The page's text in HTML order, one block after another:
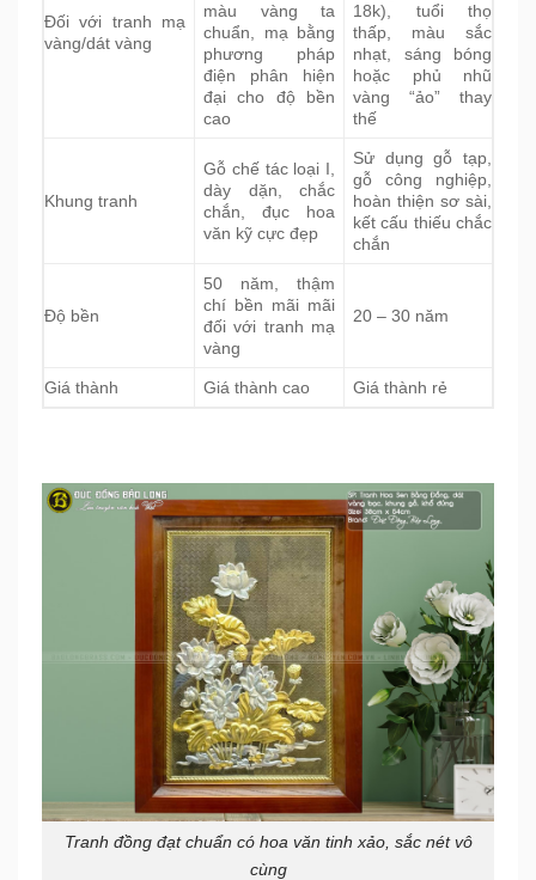
Đối với tranh mạ
vàng/dát vàng
màu vàng ta
chuẩn, mạ bằng
phương pháp
điện phân hiện
đại cho độ bền
cao
18k), tuổi thọ
thấp, màu sắc
nhạt, sáng bóng
hoặc phủ nhũ
vàng “ảo” thay
thế
Khung tranh
Gỗ chế tác loại I,
dày dặn, chắc
chắn, đục hoa
văn kỹ cực đẹp
Sử dụng gỗ tạp,
gỗ công nghiệp,
hoàn thiện sơ sài,
kết cấu thiếu chắc
chắn
Độ bền
50 năm, thậm
chí bền mãi mãi
đối với tranh mạ
vàng
20 – 30 năm
Giá thành Giá thành cao Giá thành rẻ
Tranh đồng đạt chuẩn có hoa văn tinh xảo, sắc nét vô
cùng